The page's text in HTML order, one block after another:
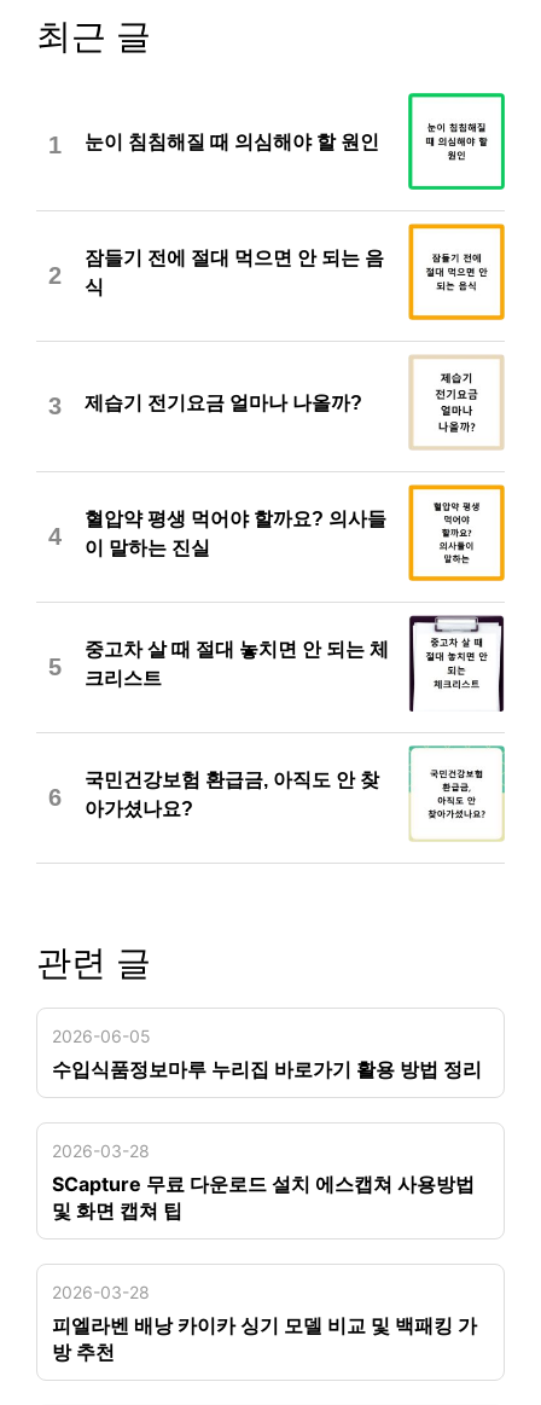
최근 글
1 눈이 침침해질 때 의심해야 할 원인
2
잠들기 전에 절대 먹으면 안 되는 음
식
3 제습기 전기요금 얼마나 나올까?
4
혈압약 평생 먹어야 할까요? 의사들
이 말하는 진실
5
중고차 살 때 절대 놓치면 안 되는 체
크리스트
6
국민건강보험 환급금, 아직도 안 찾
아가셨나요?
관련 글
2026-06-05
수입식품정보마루 누리집 바로가기 활용 방법 정리
2026-03-28
SCapture 무료 다운로드 설치 에스캡쳐 사용방법
및 화면 캡쳐 팁
2026-03-28
피엘라벤 배낭 카이카 싱기 모델 비교 및 백패킹 가
방 추천